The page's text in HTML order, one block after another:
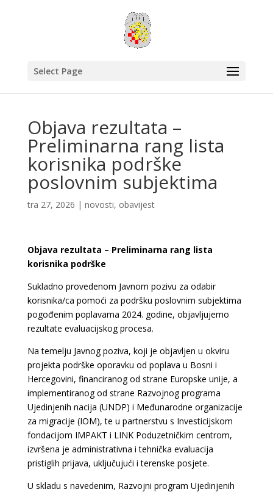
Select Page
Objava rezultata –
Preliminarna rang lista
korisnika podrške
poslovnim subjektima
tra 27, 2026 | novosti, obavijest
Objava rezultata – Preliminarna rang lista
korisnika podrške
Sukladno provedenom Javnom pozivu za odabir
korisnika/ca pomoći za podršku poslovnim subjektima
pogođenim poplavama 2024. godine, objavljujemo
rezultate evaluacijskog procesa.
Na temelju Javnog poziva, koji je objavljen u okviru
projekta podrške oporavku od poplava u Bosni i
Hercegovini, financiranog od strane Europske unije, a
implementiranog od strane Razvojnog programa
Ujedinjenih nacija (UNDP) i Međunarodne organizacije
za migracije (IOM), te u partnerstvu s Investicijskom
fondacijom IMPAKT i LINK Poduzetničkim centrom,
izvršena je administrativna i tehnička evaluacija
pristiglih prijava, uključujući i terenske posjete.
U skladu s navedenim, Razvojni program Ujedinjenih